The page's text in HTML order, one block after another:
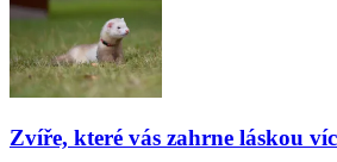
Zvíře, které vás zahrne láskou